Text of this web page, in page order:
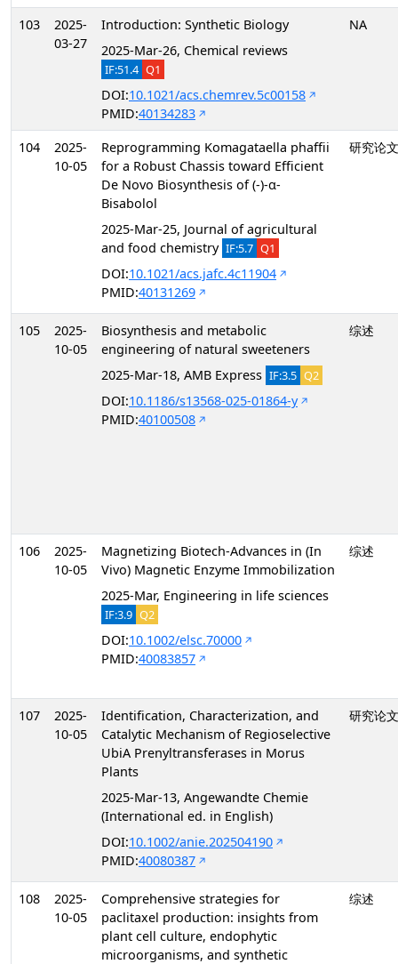
103
2025-
03-27
Introduction: Synthetic Biology
2025-Mar-26, Chemical reviews
IF:51.4 Q1
DOI:10.1021/acs.chemrev.5c00158
PMID:40134283
NA
104
2025-
10-05
Reprogramming Komagataella phaffii
for a Robust Chassis toward Efficient
De Novo Biosynthesis of (-)-α-
Bisabolol
2025-Mar-25, Journal of agricultural
and food chemistry IF:5.7 Q1
DOI:10.1021/acs.jafc.4c11904
PMID:40131269
研究论文
105
2025-
10-05
Biosynthesis and metabolic
engineering of natural sweeteners
2025-Mar-18, AMB Express IF:3.5 Q2
DOI:10.1186/s13568-025-01864-y
PMID:40100508
综述
106
2025-
10-05
Magnetizing Biotech-Advances in (In
Vivo) Magnetic Enzyme Immobilization
2025-Mar, Engineering in life sciences
IF:3.9 Q2
DOI:10.1002/elsc.70000
PMID:40083857
综述
107
2025-
10-05
Identification, Characterization, and
Catalytic Mechanism of Regioselective
UbiA Prenyltransferases in Morus
Plants
2025-Mar-13, Angewandte Chemie
(International ed. in English)
DOI:10.1002/anie.202504190
PMID:40080387
研究论文
108
2025-
10-05
Comprehensive strategies for
paclitaxel production: insights from
plant cell culture, endophytic
microorganisms, and synthetic
综述